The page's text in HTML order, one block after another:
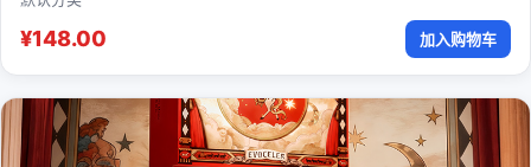
¥148.00 加入购物车